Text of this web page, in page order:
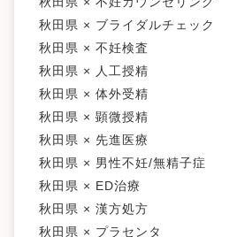
秋田県 × ブライダルチェック
秋田県 × 不妊検査
秋田県 × 人工授精
秋田県 × 体外受精
秋田県 × 顕微授精
秋田県 × 先進医療
秋田県 × 男性不妊/無精子症
秋田県 × ED治療
秋田県 × 漢方処方
秋田県 × プラセンタ